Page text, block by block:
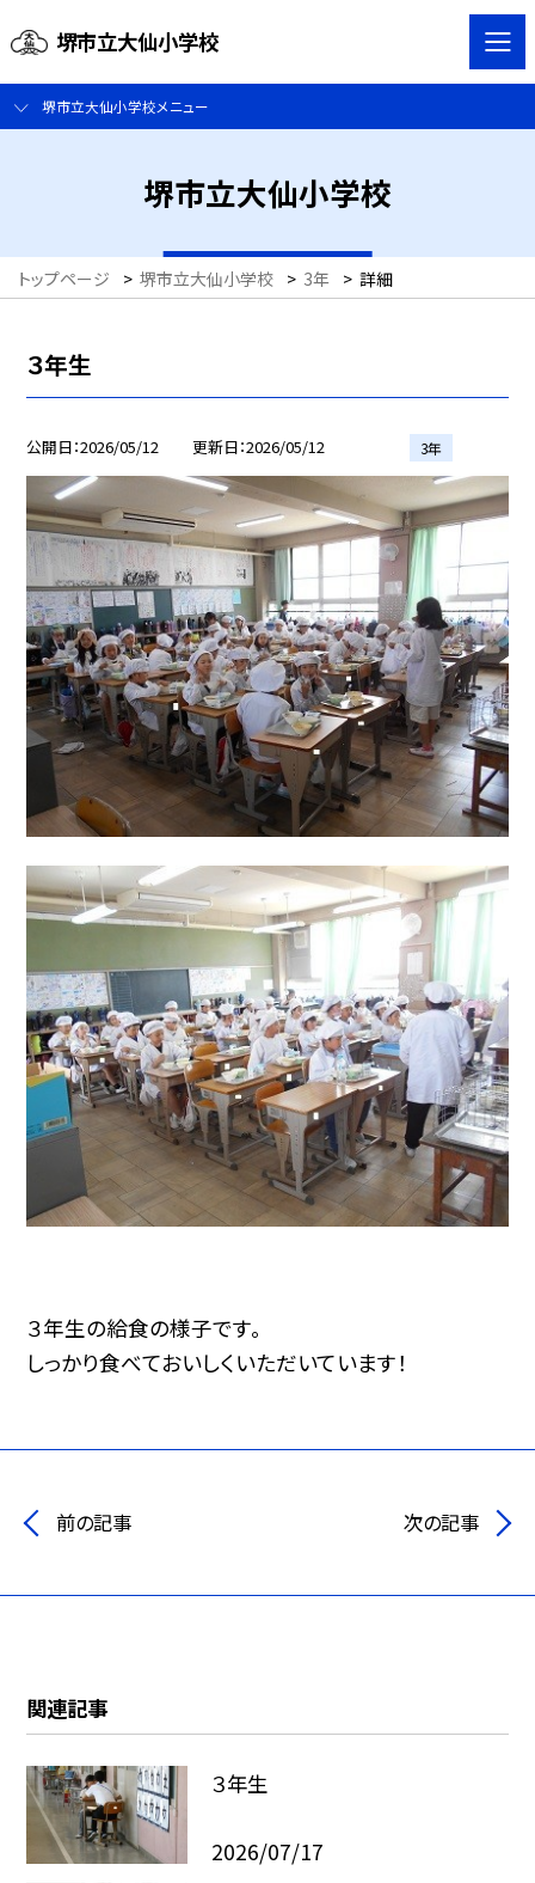
堺市立大仙小学校
堺市立大仙小学校メニュー
堺市立大仙小学校
トップページ > 堺市立大仙小学校 > 3年 > 詳細
３年生
公開日 2026/05/12 更新日 2026/05/12 3年
３年生の給食の様子です。
しっかり食べておいしくいただいています！
前の記事 次の記事
関連記事
３年生
2026/07/17